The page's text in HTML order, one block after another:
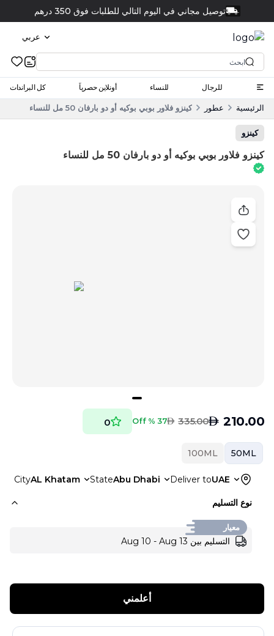
انقر واستلم
عربي
للرجال للنساء أونلاين حصرياً كل البراندات
الرئيسية عطور كينزو فلاور بوبي بوكيه أو دو بارفان 50 مل للنساء
كينزو
كينزو فلاور بوبي بوكيه أو دو بارفان 50 مل للنساء
AED 210.00
AED 335.00
37 % Off
0
50ML
100ML
Deliver toUAE
StateAbu Dhabi
CityAL Khatam
نوع التسليم
معيار
التسليم بين Aug 10 - Aug 13
أعلمني